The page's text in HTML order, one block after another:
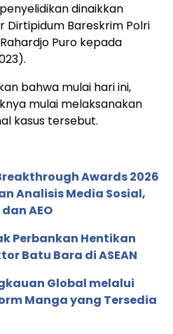
dinaikkan
Dirtipidum Bareskrim Polri
Puro kepada
bahwa mulai hari ini,
mulai melaksanakan
kasus tersebut.
Awards 2026
Analisis Media Sosial,
AEO
Perbankan Hentikan
Batu Bara di ASEAN
Global melalui
Manga yang Tersedia